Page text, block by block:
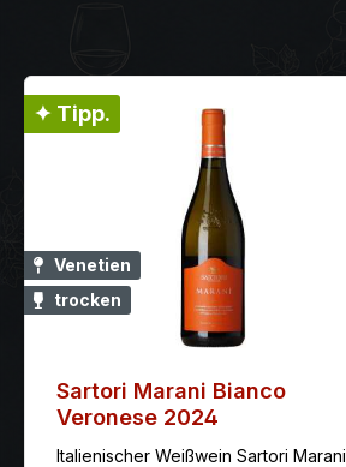
✦ Tipp.
Venetien
trocken
Sartori Marani Bianco
Veronese 2024
Italienischer Weißwein Sartori Marani